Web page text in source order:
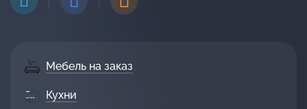
Мебель на заказ
Кухни